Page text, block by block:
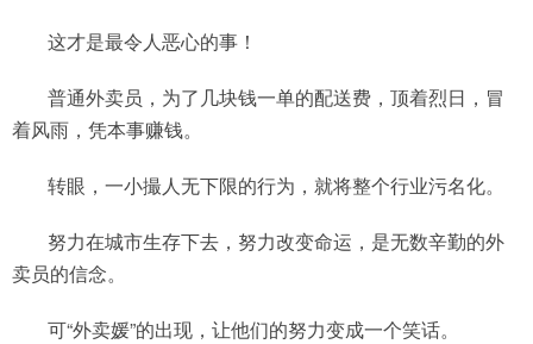
这才是最令人恶心的事！
普通外卖员，为了几块钱一单的配送费，顶着烈日，冒
着风雨，凭本事赚钱。
转眼，一小撮人无下限的行为，就将整个行业污名化。
努力在城市生存下去，努力改变命运，是无数辛勤的外
卖员的信念。
可“外卖媛”的出现，让他们的努力变成一个笑话。